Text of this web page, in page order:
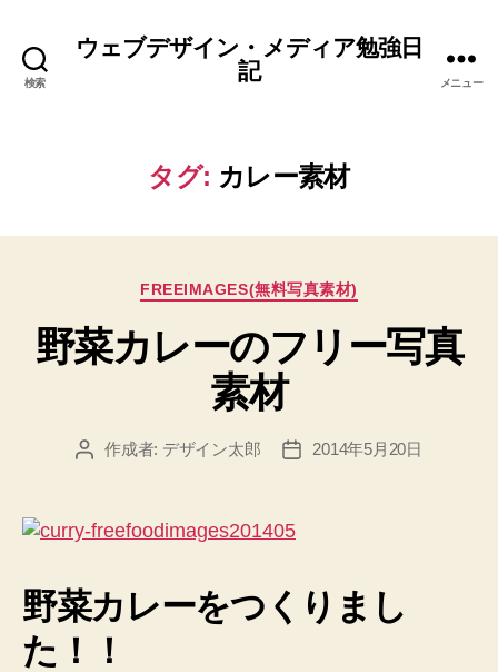
検索
ウェブデザイン・メディア勉強日
記
メニュー
タグ: カレー素材
カ
ゴ
リ
ー
FREEIMAGES(無料写真素材)
野菜カレーのフリー写真
素材
投 作成者: デザイン太郎
投
2014年5月20日
野菜カレーをつくりまし
た！！